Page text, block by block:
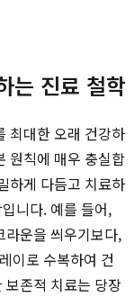
는 진료 철학
최대한 오래 건강하
원칙에 매우 충실합
하게 다듬고 치료하
니다. 예를 들어,
라운을 씌우기보다,
이로 수복하여 건
보존적 치료는 당장